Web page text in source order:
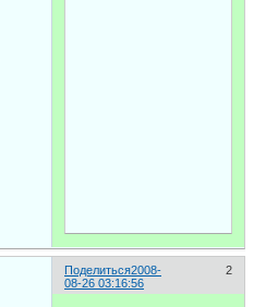
Поделиться 2
2008-
08-26 03:16:56